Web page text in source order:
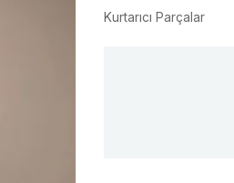
Kurtarıcı Parçalar